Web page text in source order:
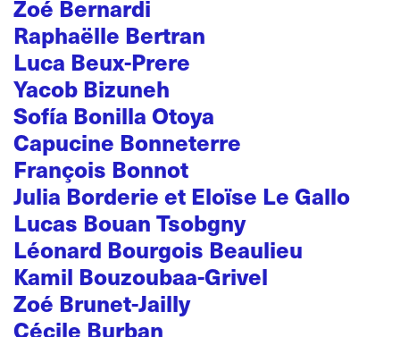
Zoé Bernardi
Raphaëlle Bertran
Luca Beux-Prere
Yacob Bizuneh
Sofía Bonilla Otoya
Capucine Bonneterre
François Bonnot
Julia Borderie et Eloïse Le Gallo
Lucas Bouan Tsobgny
Léonard Bourgois Beaulieu
Kamil Bouzoubaa-Grivel
Zoé Brunet-Jailly
Cécile Burban